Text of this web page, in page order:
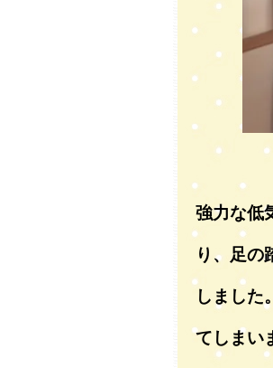
強力な低
り、足の
しました
てしまい